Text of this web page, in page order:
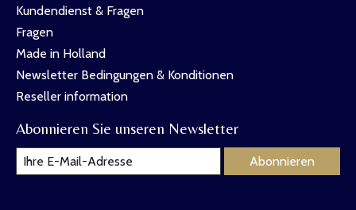
Kundendienst & Fragen
Fragen
Made in Holland
Newsletter Bedingungen & Konditionen
Reseller information
Abonnieren Sie unseren Newsletter
Abonnieren